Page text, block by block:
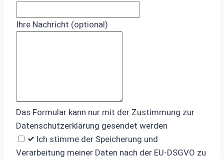
Ihre Nachricht (optional)
Das Formular kann nur mit der Zustimmung zur
Datenschutzerklärung gesendet werden
Ich stimme der Speicherung und
Verarbeitung meiner Daten nach der EU-DSGVO zu